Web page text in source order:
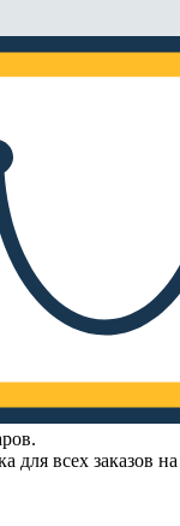
для всех заказов